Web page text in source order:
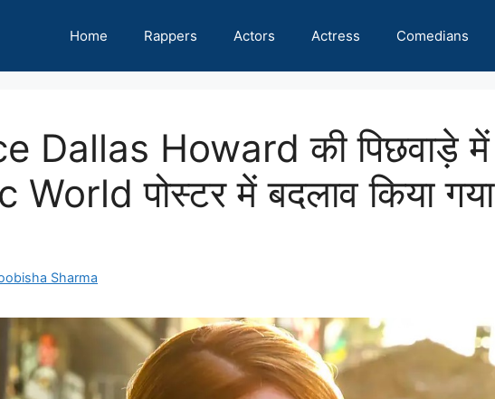
Home Rappers Actors Actress Comedians
Dallas Howard की पिछवाड़े में
पोस्टर में बदलाव किया गया
Sharma